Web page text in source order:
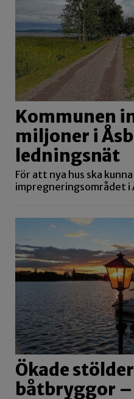
Kommunen
miljoner i
ledningsnät
För att nya hus ska
impregneringsområdet i
Ökade
båtbryggor